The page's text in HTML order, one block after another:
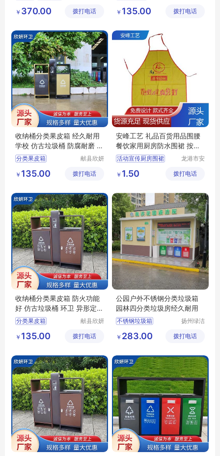
源头厂家
有限公司
￥ 370.00 拨打电话
环卫分类果皮箱
收纳桶分类果皮箱
制造有限
￥ 135.00 拨打电话
收纳桶分类果皮箱 经久耐用
学校 仿古垃圾桶 防腐耐磨 欣
妍
分类果皮箱
学校分类果皮箱
收纳桶分类果皮箱
献县欣妍
制造有限
￥ 135.00 拨打电话
安峰工艺 礼品百货用品围腰
餐饮家用厨房防水围裙 按需
定制
活动宣传厨房围裙
防水防油涤纶围裙
广告工装印花围裙
龙港市安
品厂（个
￥ 1.50 拨打电话
收纳桶分类果皮箱 防火功能
好 仿古垃圾桶 环卫 异形定制
欣妍
分类果皮箱
环卫分类果皮箱
收纳桶分类果皮箱
献县欣妍
制造有限
￥ 135.00 拨打电话
公园户外不锈钢分类垃圾箱
园林四分类垃圾房经久耐用
不锈钢垃圾箱
环卫垃圾箱
环卫果皮箱
扬州绿洁
有限公司
￥ 283.00 拨打电话